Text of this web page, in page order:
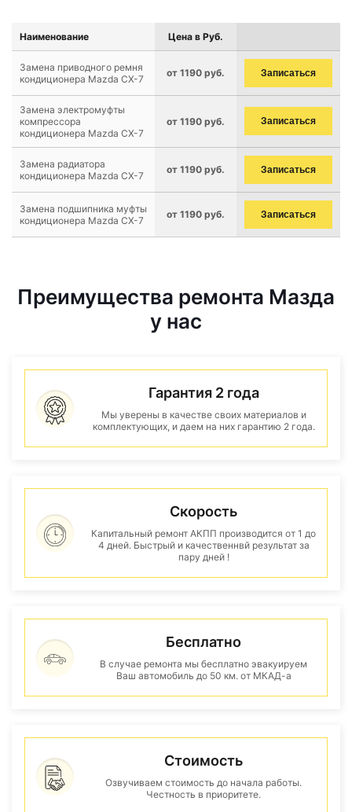
Наименование Цена в Руб.
Замена приводного ремня
кондиционера Mazda CX-7
от 1190 руб. Записаться
Замена электромуфты
компрессора
кондиционера Mazda CX-7
от 1190 руб. Записаться
Замена радиатора
кондиционера Mazda CX-7
от 1190 руб. Записаться
Замена подшипника муфты
кондиционера Mazda CX-7
от 1190 руб. Записаться
Преимущества ремонта Мазда
у нас
Гарантия 2 года
Мы уверены в качестве своих материалов и
комплектующих, и даем на них гарантию 2 года.
Скорость
Капитальный ремонт АКПП производится от 1 до
4 дней. Быстрый и качественнвй результат за
пару дней !
Бесплатно
В случае ремонта мы бесплатно эвакуируем
Ваш автомобиль до 50 км. от МКАД-а
Стоимость
Озвучиваем стоимость до начала работы.
Честность в приоритете.